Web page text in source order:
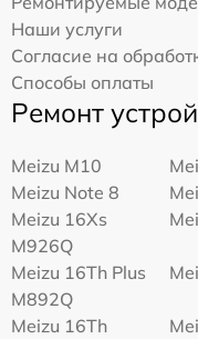
Наши услуги
Согласие на
Способы оплаты
Ремонт
Meizu M10
Meizu Note 8
Meizu 16Xs
M926Q
Meizu 16Th Plus
M892Q
Meizu 16Th